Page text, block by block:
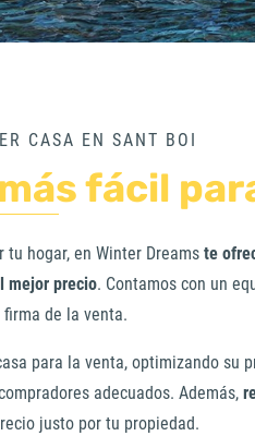
CASA EN SANT BOI
fácil
tu hogar, en Winter Dreams te
mejor precio. Contamos con un
de la venta.
para la venta, optimizando
adecuados. Además,
justo por tu propiedad.